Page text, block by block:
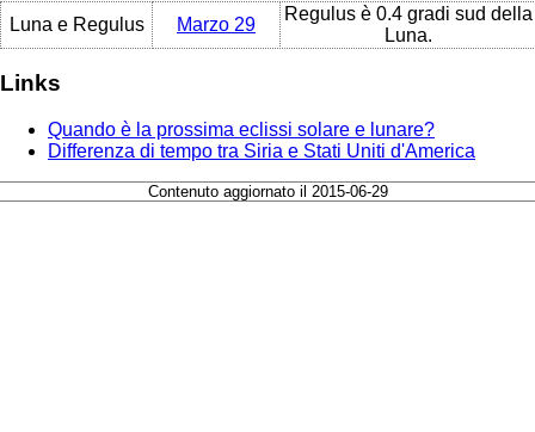
Luna e Regulus
Marzo 29
Regulus è 0.4 gradi sud della
Luna.
Links
Quando è la prossima eclissi solare e lunare?
Differenza di tempo tra Siria e Stati Uniti d'America
Contenuto aggiornato il 2015-06-29